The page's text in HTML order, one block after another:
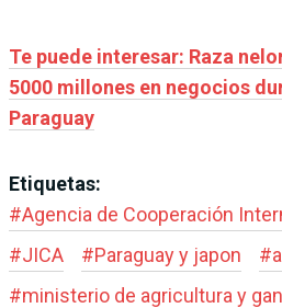
Te puede interesar: Raza
5000 millones en negocios
Paraguay
Etiquetas:
#Agencia de Cooperación
#JICA #Paraguay y japon #
#ministerio de agricultura y